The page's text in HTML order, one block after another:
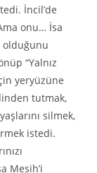
İncil’de
onu… İsa
olduğunu
“Yalnız
yeryüzüne
tutmak,
silmek,
istedi.
Mesih’i